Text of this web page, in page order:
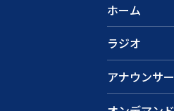
ホーム
ラジオ
アナウンサー